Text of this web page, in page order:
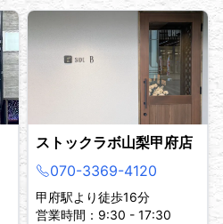
ストックラボ山梨甲府店
070-3369-4120
甲府駅より徒歩16分
営業時間：9:30 - 17:30